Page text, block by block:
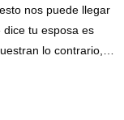
nos puede llegar
tu esposa es
lo contrario,…